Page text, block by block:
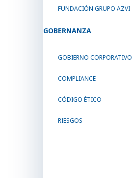
FUNDACIÓN GRUPO AZVI
GOBERNANZA
GOBIERNO CORPORATIVO
COMPLIANCE
CÓDIGO ÉTICO
RIESGOS